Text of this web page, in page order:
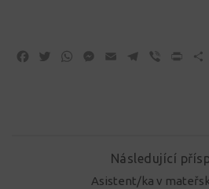
Facebook
TwitterWhatsApp
Messenger
Email Telegram
Viber Print
Následující
Asistent/ka v